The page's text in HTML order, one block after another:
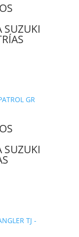
SUZUKI
SUZUKI